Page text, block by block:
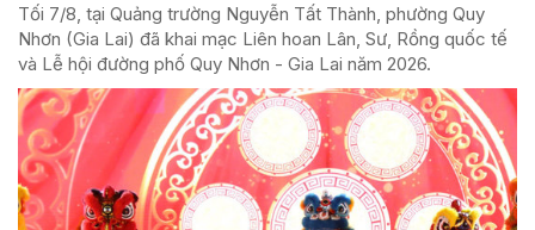
Tối 7/8, tại Quảng trường Nguyễn Tất Thành, phường Quy
Nhơn (Gia Lai) đã khai mạc Liên hoan Lân, Sư, Rồng quốc tế
và Lễ hội đường phố Quy Nhơn - Gia Lai năm 2026.